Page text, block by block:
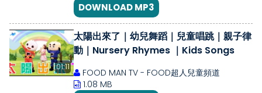
DOWNLOAD MP3
01:11
太陽出來了｜幼兒舞蹈｜兒童唱跳｜親子律
動｜Nursery Rhymes ｜Kids Songs
FOOD MAN TV - FOOD超人兒童頻道
1.08 MB